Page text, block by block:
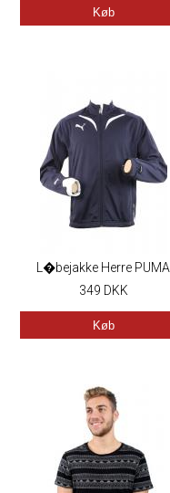
Køb
L�bejakke Herre PUMA
349 DKK
Køb